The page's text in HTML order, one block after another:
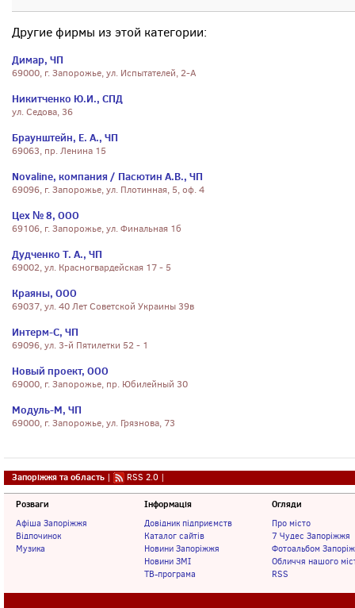
Другие фирмы из этой категории:
Димар, ЧП
69000, г. Запорожье, ул. Испытателей, 2-А
Никитченко Ю.И., СПД
ул. Седова, 36
Браунштейн, Е. А., ЧП
69063, пр. Ленина 15
Novaline, компания / Пасютин А.В., ЧП
69096, г. Запорожье, ул. Плотинная, 5, оф. 4
Цех № 8, ООО
69106, г. Запорожье, ул. Финальная 1б
Дудченко Т. А., ЧП
69002, ул. Красногвардейская 17 - 5
Краяны, ООО
69037, ул. 40 Лет Советской Украины 39в
Интерм-С, ЧП
69096, ул. 3-й Пятилетки 52 - 1
Новый проект, ООО
69000, г. Запорожье, пр. Юбилейный 30
Модуль-М, ЧП
69000, г. Запорожье, ул. Грязнова, 73
Запоріжжя та область | RSS 2.0 |
Розваги
Афіша Запоріжжя
Відпочинок
Музика
Інформація
Довідник підприємств
Каталог сайтів
Новини Запоріжжя
Новини ЗМІ
ТВ-програма
Огляди
Про місто
7 Чудес Запоріжжя
Фотоальбом
Обличчя нашого
RSS